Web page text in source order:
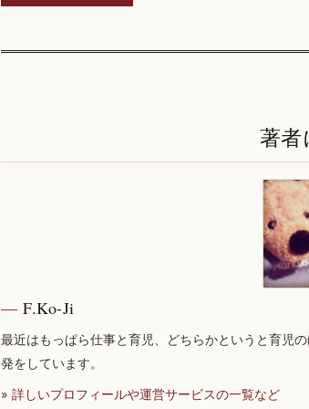
著者
F.Ko-Ji
最近はもっぱら仕事と育児、どちらかというと育児
発をしています。
» 詳しいプロフィールや運営サービスの一覧など